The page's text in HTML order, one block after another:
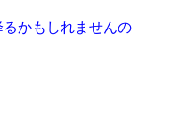
るかもしれませんの